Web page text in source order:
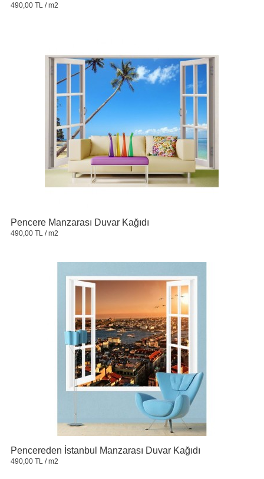
490,00 TL / m2
Pencere Manzarası Duvar Kağıdı
490,00 TL / m2
Pencereden İstanbul Manzarası Duvar Kağıdı
490,00 TL / m2